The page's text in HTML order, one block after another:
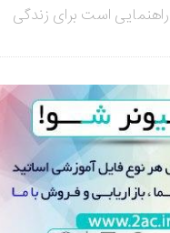
است برای زندگی